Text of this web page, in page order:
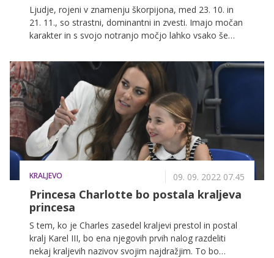
Ljudje, rojeni v znamenju škorpijona, med 23. 10. in
21. 11., so strastni, dominantni in zvesti. Imajo močan
karakter in s svojo notranjo močjo lahko vsako še
KRALJEVO 09. 09. 2022 07.45
Princesa Charlotte bo postala kraljeva
princesa
S tem, ko je Charles zasedel kraljevi prestol in postal
kralj Karel III, bo ena njegovih prvih nalog razdeliti
nekaj kraljevih nazivov svojim najdražjim. To bo